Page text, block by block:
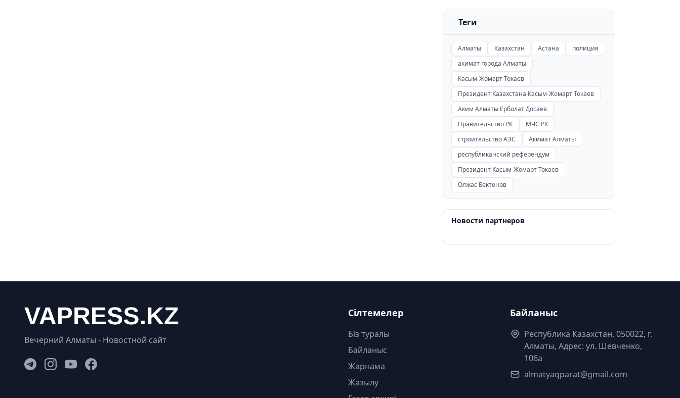
Теги
Алматы Казахстан Астана
полиция
акимат города Алматы
Касым-Жомарт Токаев
Президент Казахстана Касым-Жомарт Токаев
Аким Алматы Ерболат Досаев
Правительство РК
МЧС РК
строительство АЭС
Акимат Алматы
республиканский референдум
Президент Касым-Жомарт Токаев
Олжас Бектенов
Новости партнеров
Вечерний Алматы - Новостной сайт
Сілтемелер
Біз туралы
Байланыс
Жарнама
Жазылу
Байланыс
Республика Казахстан. 050022, г.
Алматы, Адрес: ул. Шевченко,
106а
almatyaqparat@gmail.com